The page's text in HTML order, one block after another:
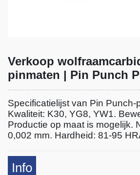
Verkoop
pinmaten | Pin Punch
Specificatielijst van Pin Punch-
Kwaliteit: K30, YG8, YW1.
Productie op maat is mogelijk.
0,002 mm. Hardheid: 81-95
Info